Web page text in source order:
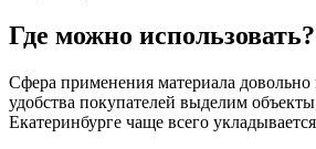
Где можно использовать?
Сфера применения материала
удобства покупателей выделим
Екатеринбурге чаще всего